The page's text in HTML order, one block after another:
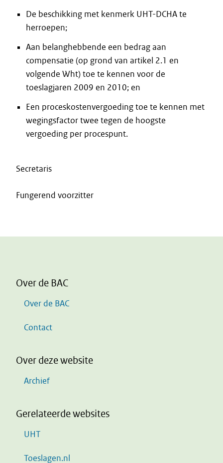
De beschikking met kenmerk UHT-DCHA te
herroepen;
Aan belanghebbende een bedrag aan
compensatie (op grond van artikel 2.1 en
volgende Wht) toe te kennen voor de
toeslagjaren 2009 en 2010; en
Een proceskostenvergoeding toe te kennen met
wegingsfactor twee tegen de hoogste
vergoeding per procespunt.
Secretaris
Fungerend voorzitter
Over de BAC
Over de BAC
Contact
Over deze website
Archief
Gerelateerde websites
UHT
Toeslagen.nl